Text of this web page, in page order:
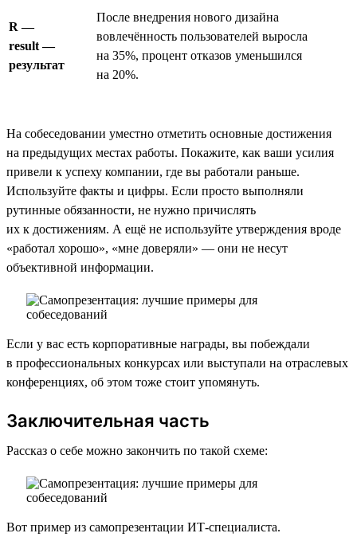
R —
result —
результат
После внедрения нового дизайна
вовлечённость пользователей выросла
на 35%, процент отказов уменьшился
на 20%.
На собеседовании уместно отметить основные достижения
на предыдущих местах работы. Покажите, как ваши усилия
привели к успеху компании, где вы работали раньше.
Используйте факты и цифры. Если просто выполняли
рутинные обязанности, не нужно причислять
их к достижениям. А ещё не используйте утверждения вроде
«работал хорошо», «мне доверяли» — они не несут
объективной информации.
Если у вас есть корпоративные награды, вы побеждали
в профессиональных конкурсах или выступали на отраслевых
конференциях, об этом тоже стоит упомянуть.
Заключительная часть
Рассказ о себе можно закончить по такой схеме:
Вот пример из самопрезентации ИТ-специалиста.